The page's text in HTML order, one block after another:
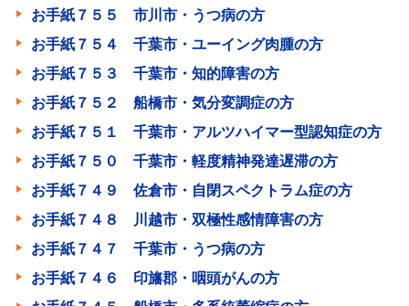
お手紙７５５ 市川市・うつ病の方
お手紙７５４ 千葉市・ユーイング肉腫の方
お手紙７５３ 千葉市・知的障害の方
お手紙７５２ 船橋市・気分変調症の方
お手紙７５１ 千葉市・アルツハイマー型認知症の方
お手紙７５０ 千葉市・軽度精神発達遅滞の方
お手紙７４９ 佐倉市・自閉スペクトラム症の方
お手紙７４８ 川越市・双極性感情障害の方
お手紙７４７ 千葉市・うつ病の方
お手紙７４６ 印旛郡・咽頭がんの方